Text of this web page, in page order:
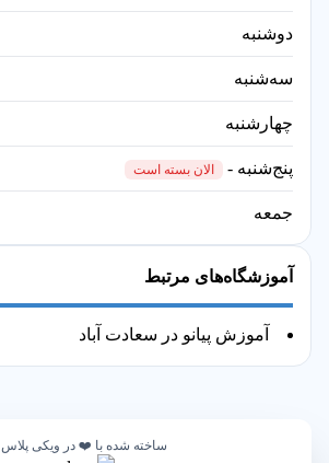
دوشنبه
سه‌شنبه
چهارشنبه
پنج‌شنبه - الان بسته است
جمعه
آموزشگاه‌های مرتبط
آموزش پیانو در سعادت آباد
ساخته شده با ❤️ در ویکی پلاس